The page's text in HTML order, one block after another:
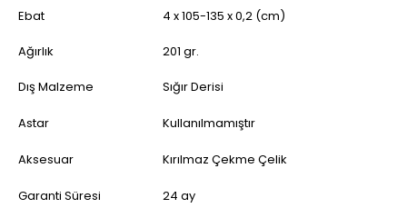
Ebat 4 x 105-135 x 0,2 (cm)
Ağırlık 201 gr.
Dış Malzeme Sığır Derisi
Astar Kullanılmamıştır
Aksesuar Kırılmaz Çekme Çelik
Garanti Süresi 24 ay